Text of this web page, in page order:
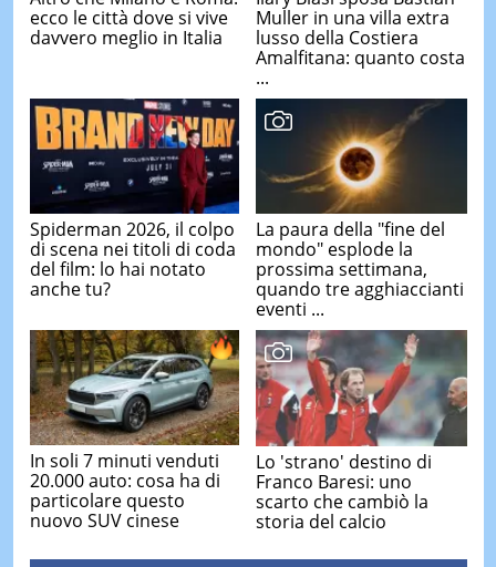
ecco le città dove si vive
davvero meglio in Italia
Muller in una villa extra
lusso della Costiera
Amalfitana: quanto costa
...
Spiderman 2026, il colpo
di scena nei titoli di coda
del film: lo hai notato
anche tu?
La paura della "fine del
mondo" esplode la
prossima settimana,
quando tre agghiaccianti
eventi ...
In soli 7 minuti venduti
20.000 auto: cosa ha di
particolare questo
nuovo SUV cinese
Lo 'strano' destino di
Franco Baresi: uno
scarto che cambiò la
storia del calcio